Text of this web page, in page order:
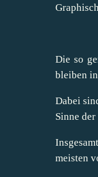
Die so
bleiben
Dabei
Sinne
meisten